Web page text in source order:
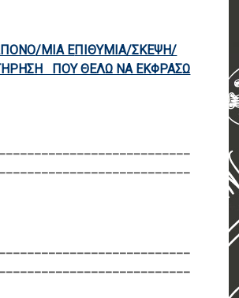
/MIA EΠΙΘΥΜΙΑ/ΣΚΕΨΗ/
ΠΟΥ ΘΕΛΩ ΝΑ ΕΚΦΡΑΣΩ